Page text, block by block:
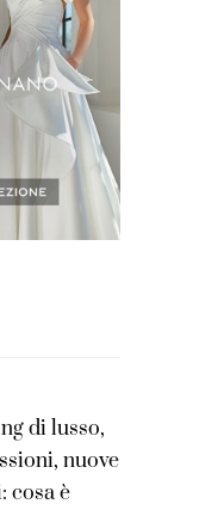
di lusso,
nuove
cosa è